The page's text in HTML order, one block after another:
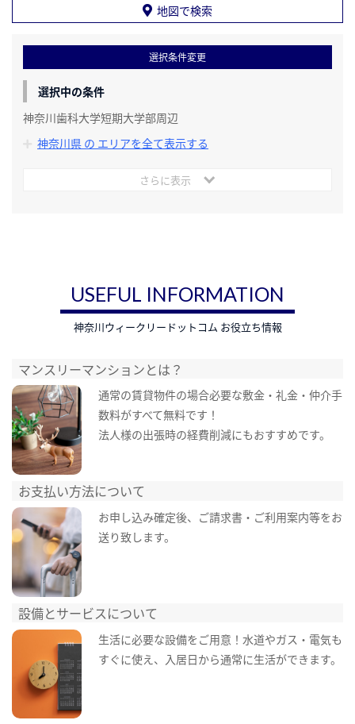
地図で検索
選択条件変更
選択中の条件
神奈川歯科大学短期大学部周辺
神奈川県 の エリアを全て表示する
さらに表示
USEFUL INFORMATION
神奈川ウィークリードットコム お役立ち情報
マンスリーマンションとは？
通常の賃貸物件の場合必要な敷金・礼金・仲介手
数料がすべて無料です！
法人様の出張時の経費削減にもおすすめです。
お支払い方法について
お申し込み確定後、ご請求書・ご利用案内等をお
送り致します。
設備とサービスについて
生活に必要な設備をご用意！水道やガス・電気も
すぐに使え、入居日から通常に生活ができます。